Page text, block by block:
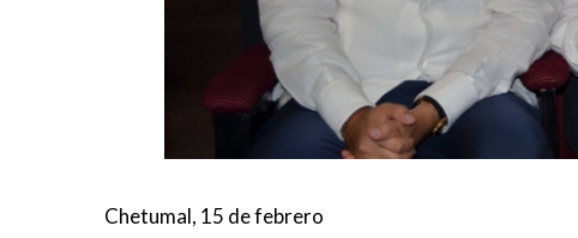
Chetumal, 15 de febrero